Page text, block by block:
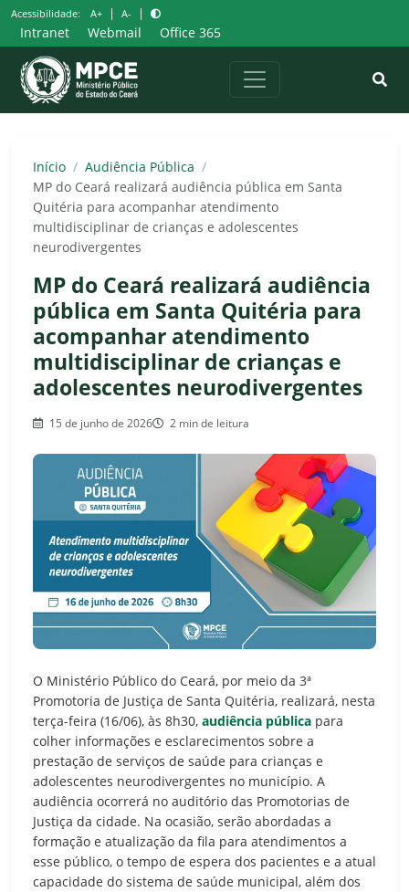
Pular
para
o
conteúdo
Acessibilidade: A+ | A- |
Intranet Webmail Office 365
Início / Audiência Pública /
MP do Ceará realizará audiência pública em Santa
Quitéria para acompanhar atendimento
multidisciplinar de crianças e adolescentes
neurodivergentes
MP do Ceará realizará audiência
pública em Santa Quitéria para
acompanhar atendimento
multidisciplinar de crianças e
adolescentes neurodivergentes
15 de junho de 2026 2 min de leitura
O Ministério Público do Ceará, por meio da 3ª
Promotoria de Justiça de Santa Quitéria, realizará, nesta
terça-feira (16/06), às 8h30, audiência pública para
colher informações e esclarecimentos sobre a
prestação de serviços de saúde para crianças e
adolescentes neurodivergentes no município. A
audiência ocorrerá no auditório das Promotorias de
Justiça da cidade. Na ocasião, serão abordadas a
formação e atualização da fila para atendimentos a
esse público, o tempo de espera dos pacientes e a atual
capacidade do sistema de saúde municipal, além dos